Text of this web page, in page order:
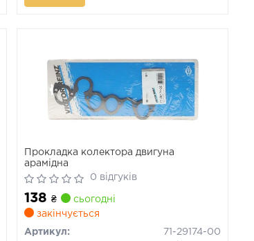
Прокладка колектора двигуна
арамідна
0 відгуків
138₴
сьогодні
закінчується
Артикул:
71-29174-00